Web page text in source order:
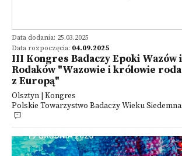
Data dodania: 25.03.2025
Data rozpoczęcia: 04.09.2025
III Kongres Badaczy Epoki Wazów
Rodaków "Wazowie i królowie
z Europą"
Olsztyn | Kongres
Polskie Towarzystwo Badaczy Wieku